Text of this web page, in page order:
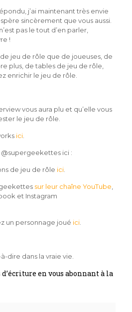
j’ai maintenant très envie
sincèrement que vous aussi.
pas le tout d’en parler,
!
jeu de rôle que de joueuses, de
plus, de tables de jeu de rôle,
enrichir le jeu de rôle.
vous aura plu et qu’elle vous
le jeu de rôle.
ici.
@supergeekettes ici :
de jeu de rôle ici.
sur leur chaîne YouTube
et Instagram
un personnage joué ici.
à-dire dans la vraie vie.
en vous abonnant à la